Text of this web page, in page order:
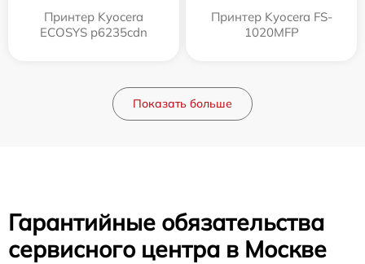
Принтер Kyocera
ECOSYS p6235cdn
Принтер Kyocera FS-
1020MFP
Показать больше
Гарантийные обязательства
сервисного центра в Москве